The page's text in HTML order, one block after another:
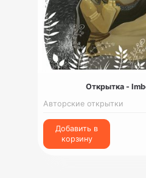
Открытка -
Авторские открытки
Добавить в
корзину